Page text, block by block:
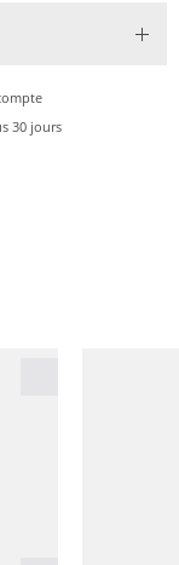
30 jours